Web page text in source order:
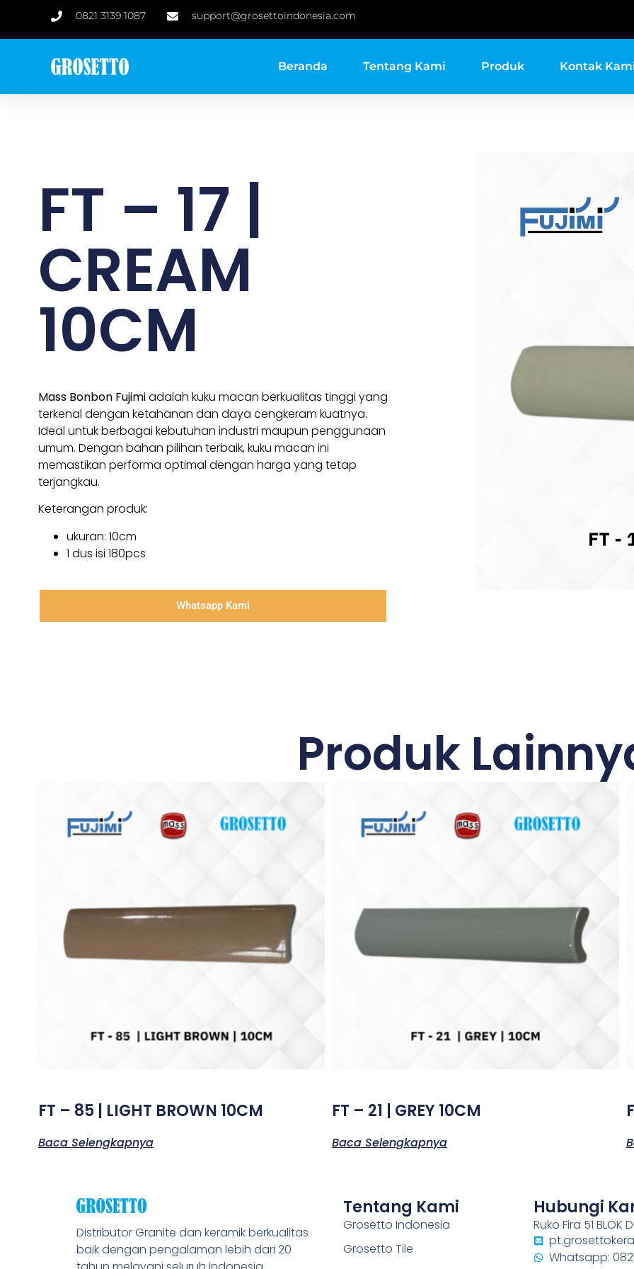
0821 3139 1087 support@grosettoindonesia.com
Beranda Tentang Kami Produk Kontak
FT – 17 |
CREAM
10CM
Mass Bonbon Fujimiadalah kuku macan berkualitas tinggi yang
terkenal dengan ketahanan dan daya cengkeram kuatnya.
Ideal untuk berbagai kebutuhan industri maupun penggunaan
umum. Dengan bahan pilihan terbaik, kuku macan ini
memastikan performa optimal dengan harga yang tetap
terjangkau.
Keterangan produk:
ukuran: 10cm
1 dus isi 180pcs
Whatsapp Kami
Produk
FT – 85 | LIGHT BROWN 10CM
Baca Selengkapnya
FT – 21 | GREY 10CM
Baca Selengkapnya
Distributor Granite dan keramik berkualitas
baik dengan pengalaman lebih dari 20
Tentang Kami
Grosetto Indonesia
Grosetto Tile
Hubungi
Ruko Fira 51
Whatsapp: